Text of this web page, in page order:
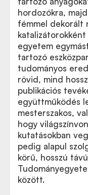
hordozókra,
fémmel dekorált
egyetem
tartozó
tudományos
rövid, mind
publikációs
együttműködés
mesterszakos,
hogy
kutatásokban
pedig alapul
körű, hosszú
között.